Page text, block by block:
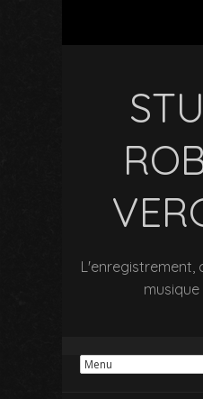
L'enregistrement,